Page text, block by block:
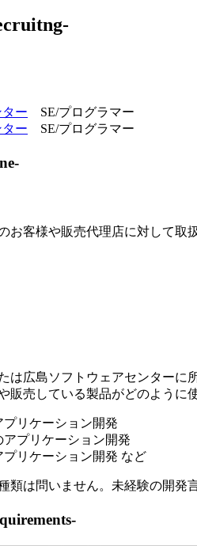
ー SE/プログラマー
ー SE/プログラマー
お客様や販売代理店に対して取
は広島ソフトウェアセンターに
販売している製品がどのように
リケーション開発
プリケーション開発
リケーション開発 など
類は問いません。未経験の開発